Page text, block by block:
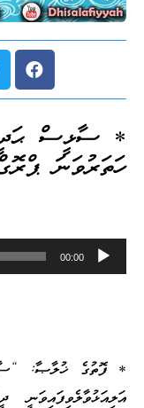
* ސާޅީސް
ހަތަރުވަނަ
Audio
Player
00:00
* ފޮތުގެ ޚުލާޞާ: